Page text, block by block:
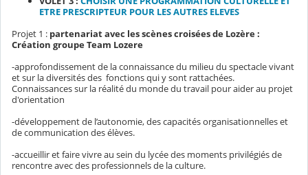
ETRE PRESCRIPTEUR POUR LES AUTRES ELEVES
Projet 1 : partenariat avec les scènes croisées de Lozère :
Création groupe Team Lozere
-approfondissement de la connaissance du milieu du spectacle vivant
et sur la diversités des fonctions qui y sont rattachées.
Connaissances sur la réalité du monde du travail pour aider au projet
d'orientation
-développement de l’autonomie, des capacités organisationnelles et
de communication des élèves.
-accueillir et faire vivre au sein du lycée des moments privilégiés de
rencontre avec des professionnels de la culture.